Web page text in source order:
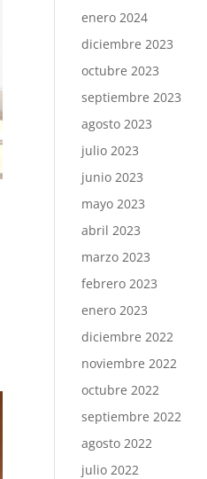
enero 2024
diciembre 2023
octubre 2023
septiembre 2023
agosto 2023
julio 2023
junio 2023
mayo 2023
abril 2023
marzo 2023
febrero 2023
enero 2023
diciembre 2022
noviembre 2022
octubre 2022
septiembre 2022
agosto 2022
julio 2022